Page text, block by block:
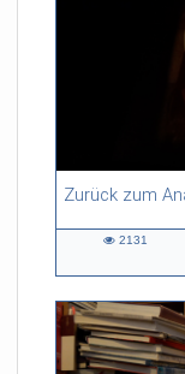
02:52 duration
2131